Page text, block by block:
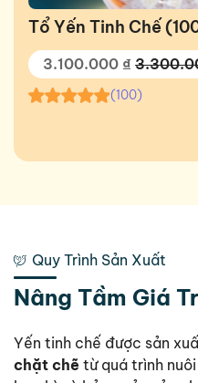
Tổ Yến Tinh Chế
3.100.000 ₫
(100)
Quy Trình Sản Xuất
Nâng Tầm Giá
Yến tinh chế được sản
chặt chẽ từ quá trình